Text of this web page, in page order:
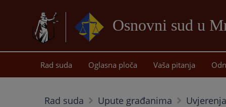
Osnovni sud u
Rad suda Oglasna ploča Vaša pitanja
Rad suda Upute građanima